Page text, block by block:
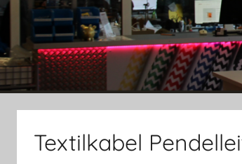
Textilkabel